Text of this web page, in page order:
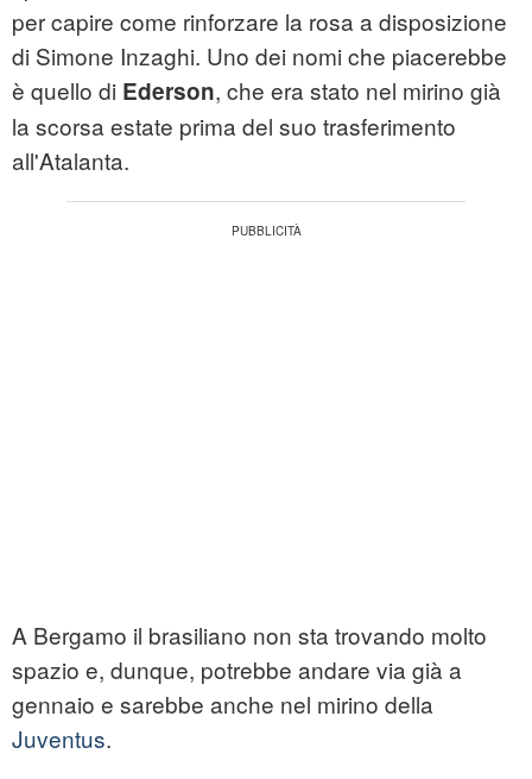
per capire come rinforzare la rosa a disposizione
di Simone Inzaghi. Uno dei nomi che piacerebbe
è quello di Ederson, che era stato nel mirino già
la scorsa estate prima del suo trasferimento
all'Atalanta.
A Bergamo il brasiliano non sta trovando molto
spazio e, dunque, potrebbe andare via già a
gennaio e sarebbe anche nel mirino della
Juventus.